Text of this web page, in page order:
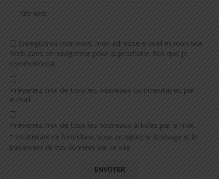
Enregistrez mon nom, mon adresse e-mail et mon site
Web dans ce navigateur pour la prochaine fois que je
commenterai.
Prévenez-moi de tous les nouveaux commentaires par
e-mail.
Prévenez-moi de tous les nouveaux articles par e-mail.
* En utilisant ce formulaire, vous acceptez le stockage et le
traitement de vos données par ce site.